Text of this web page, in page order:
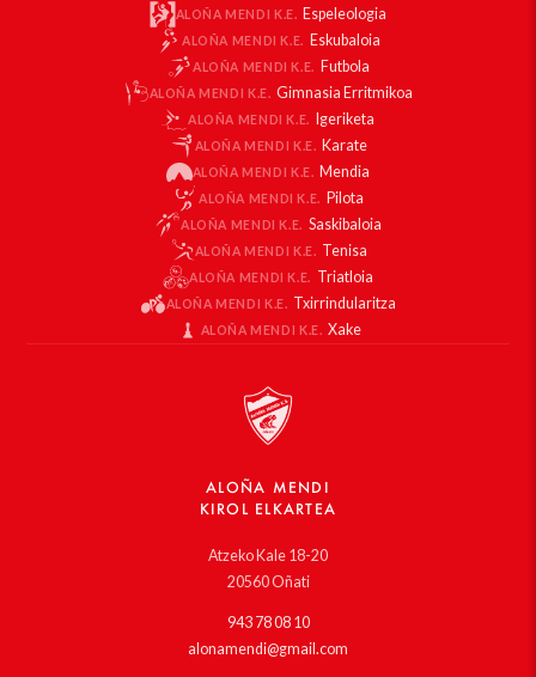
ALOÑA MENDI K.E. Espeleologia
ALOÑA MENDI K.E. Eskubaloia
ALOÑA MENDI K.E. Futbola
ALOÑA MENDI K.E. Gimnasia Erritmikoa
ALOÑA MENDI K.E. Igeriketa
ALOÑA MENDI K.E. Karate
ALOÑA MENDI K.E. Mendia
ALOÑA MENDI K.E. Pilota
ALOÑA MENDI K.E. Saskibaloia
ALOÑA MENDI K.E. Tenisa
ALOÑA MENDI K.E. Triatloia
ALOÑA MENDI K.E. Txirrindularitza
ALOÑA MENDI K.E. Xake
ALOÑA MENDI
KIROL ELKARTEA
Atzeko Kale 18-20
20560 Oñati
943 78 08 10
alonamendi@gmail.com